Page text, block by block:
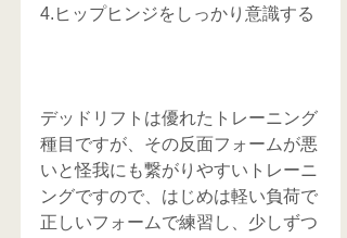
4.ヒップヒンジをしっかり意識する
デッドリフトは優れたトレーニング
種目ですが、その反面フォームが悪
いと怪我にも繋がりやすいトレーニ
ングですので、はじめは軽い負荷で
正しいフォームで練習し、少しずつ